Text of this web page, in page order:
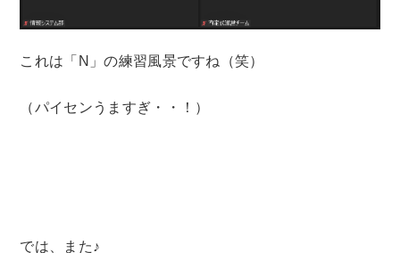
これは「N」の練習風景ですね（笑）
（パイセンうますぎ・・！）
では、また♪